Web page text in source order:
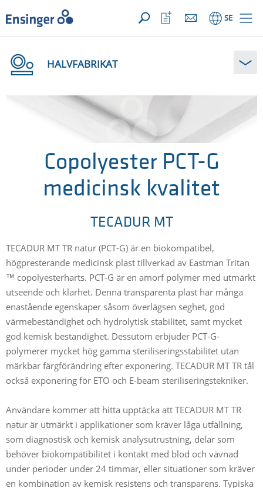
DIN FÖRFRÅGAN ({{productCount}} Products)Öppna
Hem SE
Öppna
favoriter
HALVFABRIKAT
Copolyester PCT-G
medicinsk kvalitet
TECADUR MT
TECADUR MT TR natur (PCT-G) är en biokompatibel,
högpresterande medicinsk plast tillverkad av Eastman Tritan
™ copolyesterharts. PCT-G är en amorf polymer med utmärkt
utseende och klarhet. Denna transparenta plast har många
enastående egenskaper såsom överlägsen seghet, god
värmebeständighet och hydrolytisk stabilitet, samt mycket
god kemisk beständighet. Dessutom erbjuder PCT-G-
polymerer mycket hög gamma steriliseringsstabilitet utan
märkbar färgförändring efter exponering. TECADUR MT TR tål
också exponering för ETO och E-beam steriliseringstekniker.
Användare kommer att hitta upptäcka att TECADUR MT TR
natur är utmärkt i applikationer som kräver låga utfällning,
som diagnostisk och kemisk analysutrustning, delar som
behöver biokompatibilitet i kontakt med blod och vävnad
under perioder under 24 timmar, eller situationer som kräver
en kombination av kemisk resistens och transparens. Typiska